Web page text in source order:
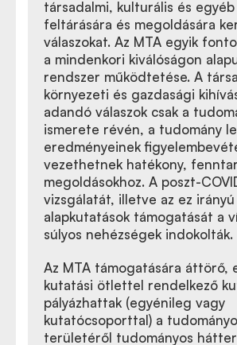
társadalmi, kulturális és
feltárására és megoldására
válaszokat. Az MTA egyik
a mindenkori kiválóságon
rendszer működtetése. A
környezeti és gazdasági
adandó válaszok csak a
ismerete révén, a tudomány
eredményeinek
vezethetnek hatékony,
megoldásokhoz. A poszt-
vizsgálatát, illetve az ez irányú
alapkutatások támogatását a
súlyos nehézségek indokolták.
Az MTA támogatására áttörő,
kutatási ötlettel rendelkező
pályázhattak (egyénileg vagy
kutatócsoporttal) a
területéről tudományos